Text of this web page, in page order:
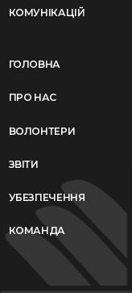
КОМУНІКАЦІЙ
ГОЛОВНА
ПРО НАС
ВОЛОНТЕРИ
ЗВІТИ
УБЕЗПЕЧЕННЯ
КОМАНДА